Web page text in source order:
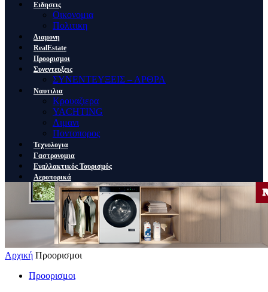
Ειδησεις
Οικονομια
Πολιτικη
Διαμονη
RealEstate
Προορισμοι
Συνεντευξεις
ΣΥΝΕΝΤΕΥΞΕΙΣ – ΑΡΘΡΑ
Ναυτιλια
Κρουαζιερα
YACHTING
Λιμανι
Ποντοπορος
Τεχνολογια
Γαστρονομια
Εναλλακτικός Τουρισμός
Αεροπορικά
Αρχική Προορισμοι
Προορισμοι